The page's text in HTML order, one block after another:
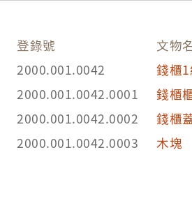
登錄號
文物
2000.001.0042
錢櫃1
2000.001.0042.0001
錢櫃
2000.001.0042.0002
錢櫃
2000.001.0042.0003
木塊